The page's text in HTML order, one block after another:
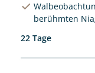
berühmten
22 Tage